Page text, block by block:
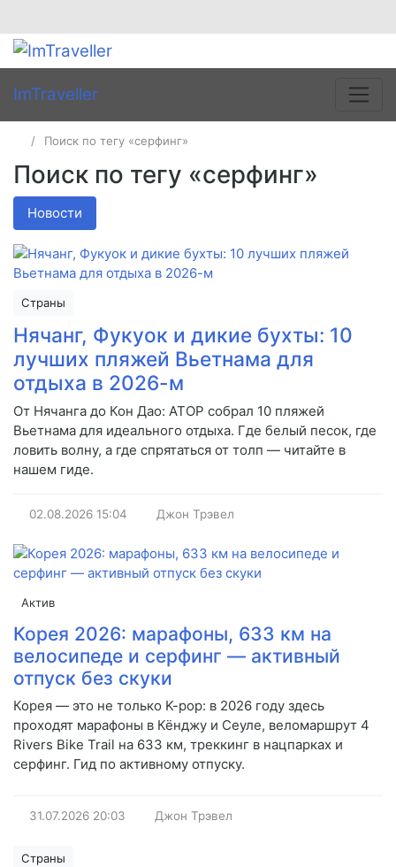
ImTraveller
Поиск по тегу «серфинг»
Поиск по тегу «серфинг»
Новости
Страны
Нячанг, Фукуок и дикие бухты: 10
лучших пляжей Вьетнама для
отдыха в 2026-м
От Нячанга до Кон Дао: АТОР собрал 10 пляжей
Вьетнама для идеального отдыха. Где белый песок, где
ловить волну, а где спрятаться от толп — читайте в
нашем гиде.
02.08.2026 15:04 Джон Трэвел
Актив
Корея 2026: марафоны, 633 км на
велосипеде и серфинг — активный
отпуск без скуки
Корея — это не только K-pop: в 2026 году здесь
проходят марафоны в Кёнджу и Сеуле, веломаршрут 4
Rivers Bike Trail на 633 км, треккинг в нацпарках и
серфинг. Гид по активному отпуску.
31.07.2026 20:03 Джон Трэвел
Страны